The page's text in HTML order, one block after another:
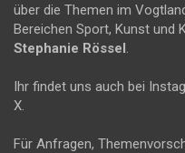
über die Themen im
Bereichen Sport, Kunst und
Stephanie Rössel.
Ihr findet uns auch bei
X.
Für Anfragen,